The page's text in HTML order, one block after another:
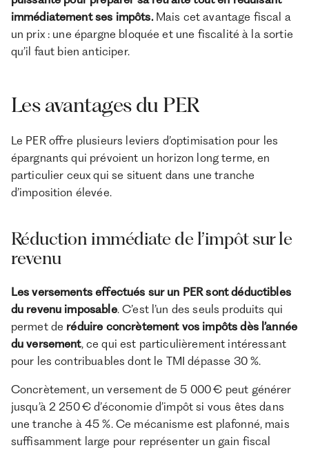
immédiatement ses impôts.Mais cet avantage fiscal a
un prix : une épargne bloquée et une fiscalité à la sortie
qu’il faut bien anticiper.
Les avantages du PER
Le PER offre plusieurs leviers d’optimisation pour les
épargnants qui prévoient un horizon long terme, en
particulier ceux qui se situent dans une tranche
d’imposition élevée.
Réduction immédiate de l’impôt sur le
revenu
Les versements effectués sur un PER sont déductibles
du revenu imposable. C’est l’un des seuls produits qui
permet de réduire concrètement vos impôts dès l’année
du versement, ce qui est particulièrement intéressant
pour les contribuables dont le TMI dépasse 30 %.
Concrètement, un versement de 5 000 € peut générer
jusqu’à 2 250 € d’économie d’impôt si vous êtes dans
une tranche à 45 %. Ce mécanisme est plafonné, mais
suffisamment large pour représenter un gain fiscal